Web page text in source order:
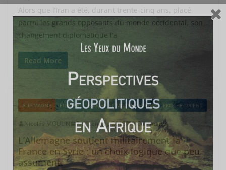
Alors que l’Iran a été, durant trente-cinq ans, placé
parmi les grands opposants du monde occidental, son
changement diplomatique l’a
Read More
ALLEMAGNE EUROPE PROCHE ET MOYEN-ORIENT PROCHE-ORIENT
Nicolas MOULIN 7 décembre 2015 0 Comments
L’Allemagne soutient militairement la
France en Syrie : un choix logique que peu
assument.